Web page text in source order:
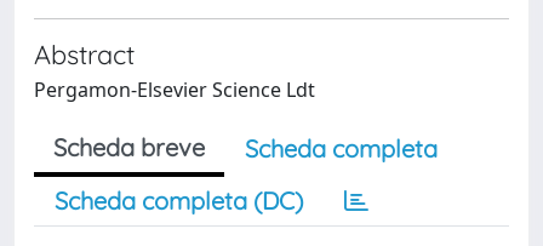
Abstract
Pergamon-Elsevier Science Ldt
Scheda breve
Scheda completa
Scheda completa (DC)